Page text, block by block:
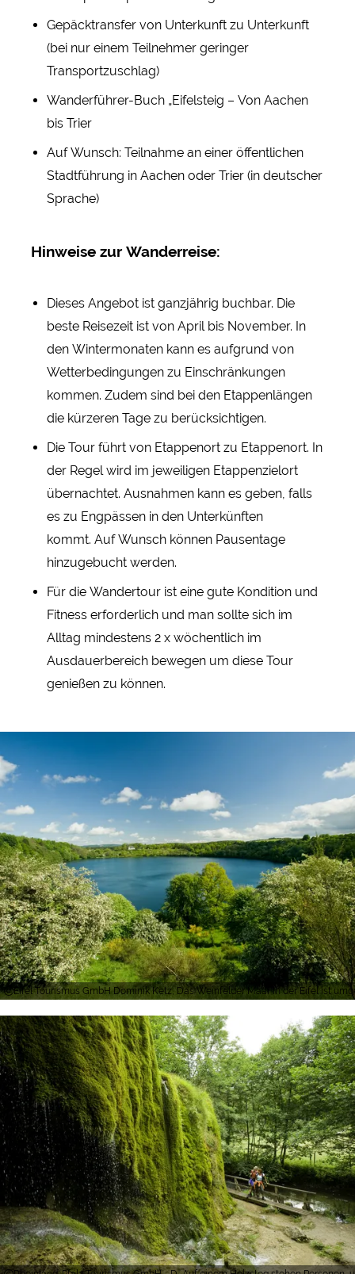
Gepäcktransfer von Unterkunft zu Unterkunft
(bei nur einem Teilnehmer geringer
Transportzuschlag)
Wanderführer-Buch „Eifelsteig – Von Aachen
bis Trier
Auf Wunsch: Teilnahme an einer öffentlichen
Stadtführung in Aachen oder Trier (in deutscher
Sprache)
Hinweise zur Wanderreise:
Dieses Angebot ist ganzjährig buchbar. Die
beste Reisezeit ist von April bis November. In
den Wintermonaten kann es aufgrund von
Wetterbedingungen zu Einschränkungen
kommen. Zudem sind bei den Etappenlängen
die kürzeren Tage zu berücksichtigen.
Die Tour führt von Etappenort zu Etappenort. In
der Regel wird im jeweiligen Etappenzielort
übernachtet. Ausnahmen kann es geben, falls
es zu Engpässen in den Unterkünften
kommt. Auf Wunsch können Pausentage
hinzugebucht werden.
Für die Wandertour ist eine gute Kondition und
Fitness erforderlich und man sollte sich im
Alltag mindestens 2 x wöchentlich im
Ausdauerbereich bewegen um diese Tour
genießen zu können.
Eifel Tourismus GmbH Dominik Ketz, Das Weinfelder Maar in der Eifel ist